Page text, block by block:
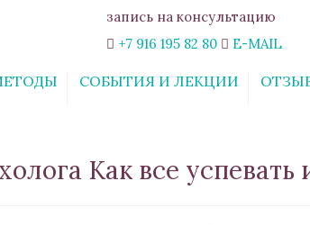
запись на консультацию
+7 916 195 82 80
E-MAIL
СОБЫТИЯ И ЛЕКЦИИ
ТРЕВОГИ»
Как все успевать